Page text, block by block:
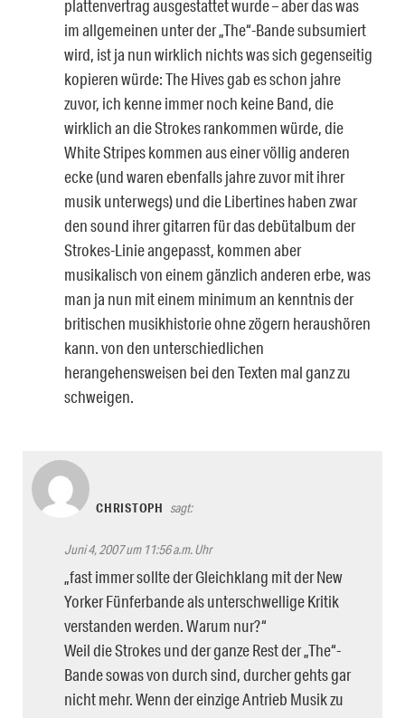
plattenvertrag ausgestattet wurde – aber das was
im allgemeinen unter der „The“-Bande subsumiert
wird, ist ja nun wirklich nichts was sich gegenseitig
kopieren würde: The Hives gab es schon jahre
zuvor, ich kenne immer noch keine Band, die
wirklich an die Strokes rankommen würde, die
White Stripes kommen aus einer völlig anderen
ecke (und waren ebenfalls jahre zuvor mit ihrer
musik unterwegs) und die Libertines haben zwar
den sound ihrer gitarren für das debütalbum der
Strokes-Linie angepasst, kommen aber
musikalisch von einem gänzlich anderen erbe, was
man ja nun mit einem minimum an kenntnis der
britischen musikhistorie ohne zögern heraushören
kann. von den unterschiedlichen
herangehensweisen bei den Texten mal ganz zu
schweigen.
CHRISTOPH sagt:
Juni 4, 2007 um 11:56 a.m. Uhr
„fast immer sollte der Gleichklang mit der New
Yorker Fünferbande als unterschwellige Kritik
verstanden werden. Warum nur?“
Weil die Strokes und der ganze Rest der „The“-
Bande sowas von durch sind, durcher gehts gar
nicht mehr. Wenn der einzige Antrieb Musik zu